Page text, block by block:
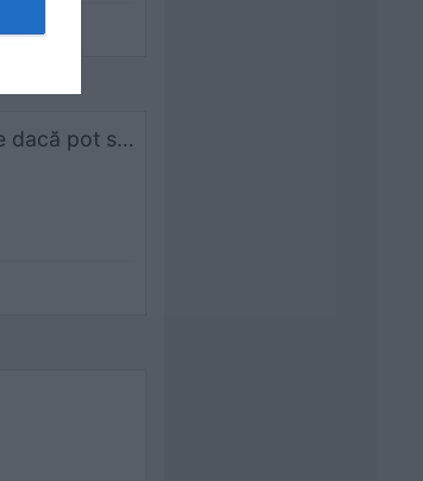
Bună ziua, mă numesc Ștefan și sunt din Craiova am o întrebare dacă pot să montez 2 folii una peste alta